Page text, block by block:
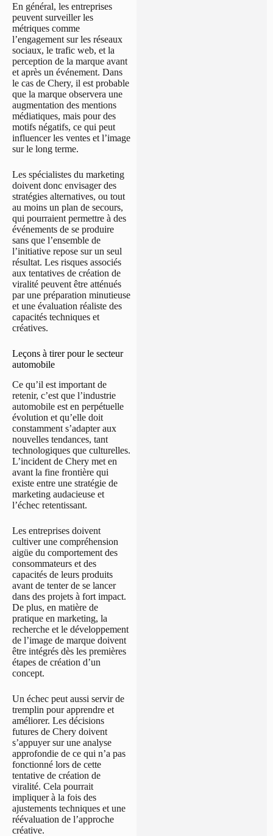
En général, les entreprises
peuvent surveiller les
métriques comme
l’engagement sur les réseaux
sociaux, le trafic web, et la
perception de la marque avant
et après un événement. Dans
le cas de Chery, il est probable
que la marque observera une
augmentation des mentions
médiatiques, mais pour des
motifs négatifs, ce qui peut
influencer les ventes et l’image
sur le long terme.
Les spécialistes du marketing
doivent donc envisager des
stratégies alternatives, ou tout
au moins un plan de secours,
qui pourraient permettre à des
événements de se produire
sans que l’ensemble de
l’initiative repose sur un seul
résultat. Les risques associés
aux tentatives de création de
viralité peuvent être atténués
par une préparation minutieuse
et une évaluation réaliste des
capacités techniques et
créatives.
Leçons à tirer pour le secteur
automobile
Ce qu’il est important de
retenir, c’est que l’industrie
automobile est en perpétuelle
évolution et qu’elle doit
constamment s’adapter aux
nouvelles tendances, tant
technologiques que culturelles.
L’incident de Chery met en
avant la fine frontière qui
existe entre une stratégie de
marketing audacieuse et
l’échec retentissant.
Les entreprises doivent
cultiver une compréhension
aigüe du comportement des
consommateurs et des
capacités de leurs produits
avant de tenter de se lancer
dans des projets à fort impact.
De plus, en matière de
pratique en marketing, la
recherche et le développement
de l’image de marque doivent
être intégrés dès les premières
étapes de création d’un
concept.
Un échec peut aussi servir de
tremplin pour apprendre et
améliorer. Les décisions
futures de Chery doivent
s’appuyer sur une analyse
approfondie de ce qui n’a pas
fonctionné lors de cette
tentative de création de
viralité. Cela pourrait
impliquer à la fois des
ajustements techniques et une
réévaluation de l’approche
créative.